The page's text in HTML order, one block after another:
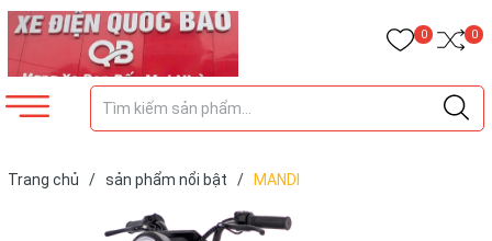
0 0
Trang chủ / sản phẩm nổi bật / MANDI